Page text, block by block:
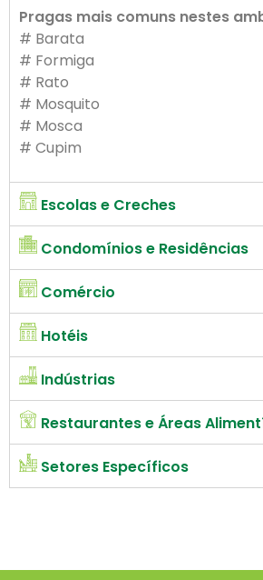
Pragas mais comuns nestes
# Barata
# Formiga
# Rato
# Mosquito
# Mosca
# Cupim
Escolas e Creches
Condomínios e Residências
Comércio
Hotéis
Indústrias
Restaurantes e Áreas
Setores Específicos